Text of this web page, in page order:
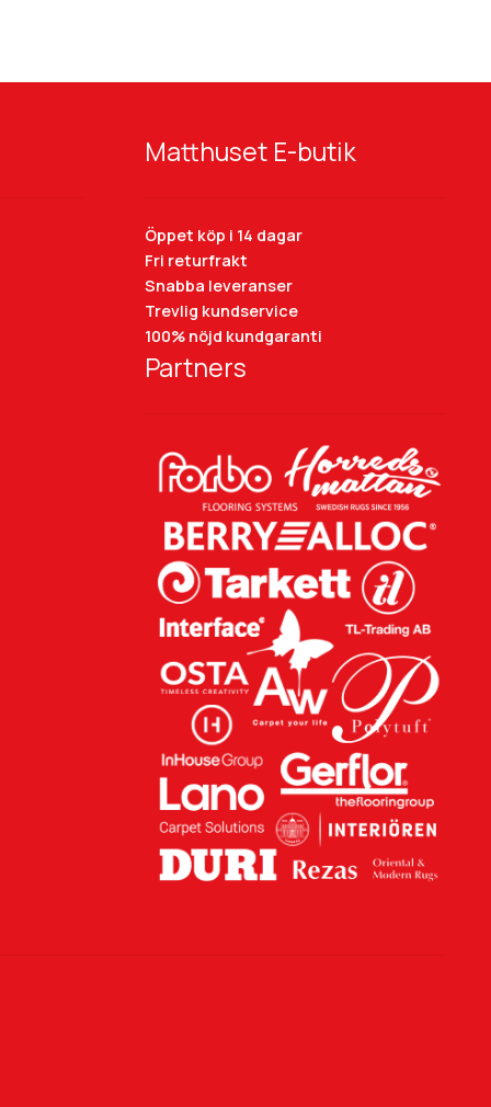
Matthuset E-butik
Öppet köp i 14 dagar
Fri returfrakt
Snabba leveranser
Trevlig kundservice
100% nöjd kundgaranti
Partners